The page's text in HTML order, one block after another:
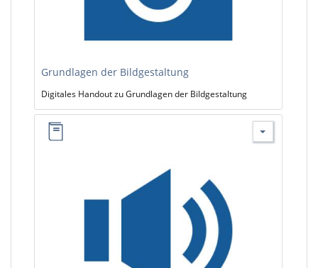
Grundlagen der Bildgestaltung
Digitales Handout zu Grundlagen der Bildgestaltung